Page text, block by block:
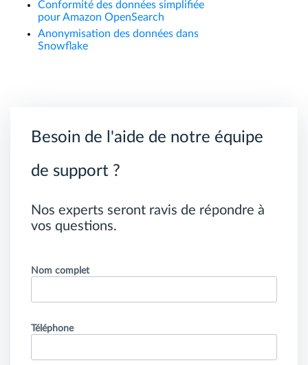
Conformité des données simplifiée
pour Amazon OpenSearch
Anonymisation des données dans
Snowflake
Besoin de l'aide de notre équipe
de support ?
Nos experts seront ravis de répondre à
vos questions.
Nom complet
Téléphone